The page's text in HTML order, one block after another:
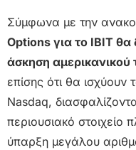
Σύμφωνα με την
Options για το IBIT θα
άσκηση αμερικανικού
επίσης ότι θα
Nasdaq,
περιουσιακό στοιχείο
ύπαρξη μεγάλου